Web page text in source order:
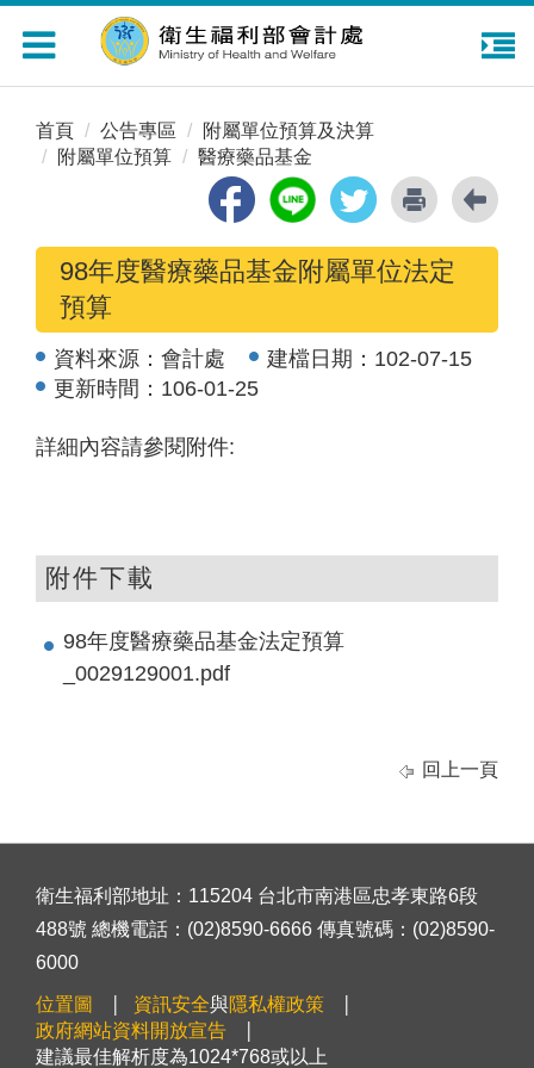
Toggle
navigation
首頁 公告專區
附屬單位預算及決算
附屬單位預算
醫療藥品基金
98年度醫療藥品基金附屬單位法定
預算
資料來源： 會計處 建檔日期： 102-07-15
更新時間： 106-01-25
詳細內容請參閱附件:
附件下載
98年度醫療藥品基金法定預算
_0029129001.pdf
回上一頁
衛生福利部地址：115204 台北市南港區忠孝東路6段
488號 總機電話：(02)8590-6666 傳真號碼：(02)8590-
6000
位置圖 資訊安全與隱私權政策
政府網站資料開放宣告
建議最佳解析度為1024*768或以上